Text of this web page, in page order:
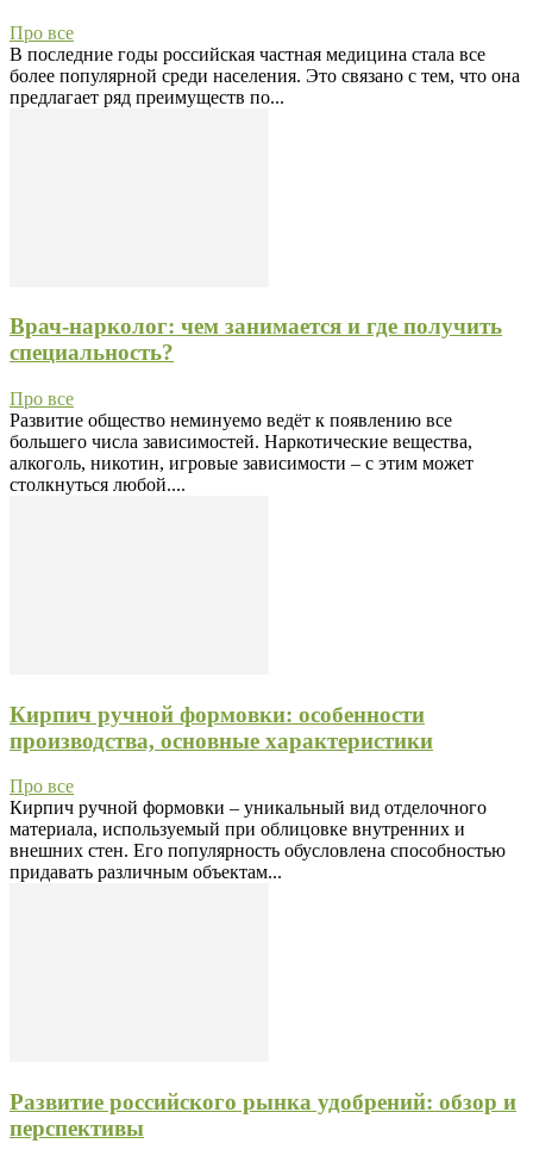
Про все
В последние годы российская частная медицина стала все
более популярной среди населения. Это связано с тем, что она
предлагает ряд преимуществ по...
Врач-нарколог: чем занимается и где получить
специальность?
Про все
Развитие общество неминуемо ведёт к появлению все
большего числа зависимостей. Наркотические вещества,
алкоголь, никотин, игровые зависимости – с этим может
столкнуться любой....
Кирпич ручной формовки: особенности
производства, основные характеристики
Про все
Кирпич ручной формовки – уникальный вид отделочного
материала, используемый при облицовке внутренних и
внешних стен. Его популярность обусловлена способностью
придавать различным объектам...
Развитие российского рынка удобрений: обзор и
перспективы